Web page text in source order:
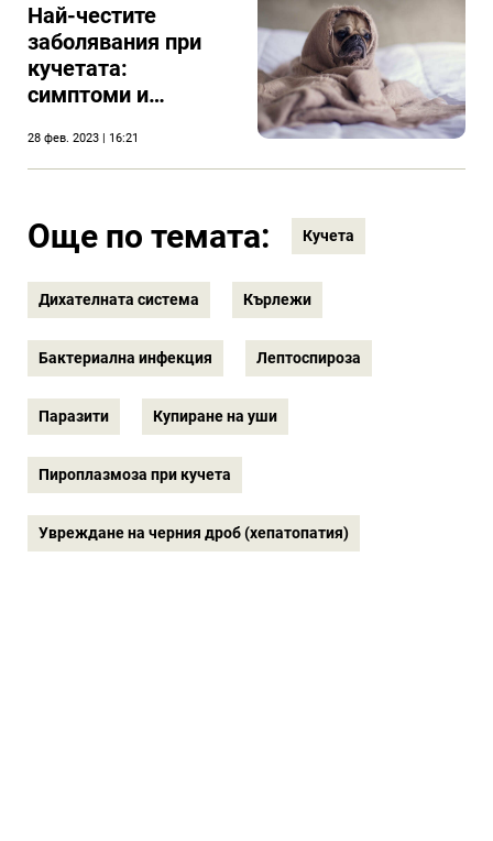
Най-честите
заболявания при
кучетата:
симптоми и
28 фев. 2023 | 16:21
Още по темата: Кучета
Дихателната система Кърлежи
Бактериална инфекция Лептоспироза
Паразити Купиране на уши
Пироплазмоза при кучета
Увреждане на черния дроб (хепатопатия)